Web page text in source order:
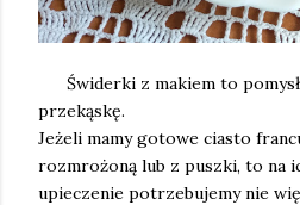
Świderki z makiem to pomysł
przekąskę.
Jeżeli mamy gotowe ciasto
rozmrożoną lub z puszki, to na
upieczenie potrzebujemy nie